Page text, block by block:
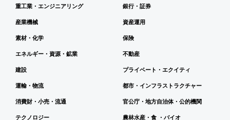
重工業・エンジニアリング
産業機械
素材・化学
エネルギー・資源・鉱業
建設
運輸・物流
消費財・小売・流通
テクノロジー
銀行・証券
資産運用
保険
不動産
プライベート・エクイティ
都市・インフラストラクチャー
官公庁・地方自治体・公的機関
農林水産・食 ・バイオ